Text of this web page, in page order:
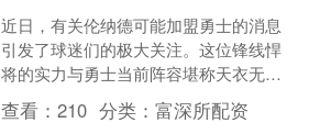
近日，有关伦纳德可能加盟勇士的消息
引发了球迷们的极大关注。这位锋线悍
将的实力与勇士当前阵容堪称天衣无
缝，如果用巴特勒换来伦纳德，对球队
而言无疑是一次非常划算的交....
查看：210 分类：富深所配资